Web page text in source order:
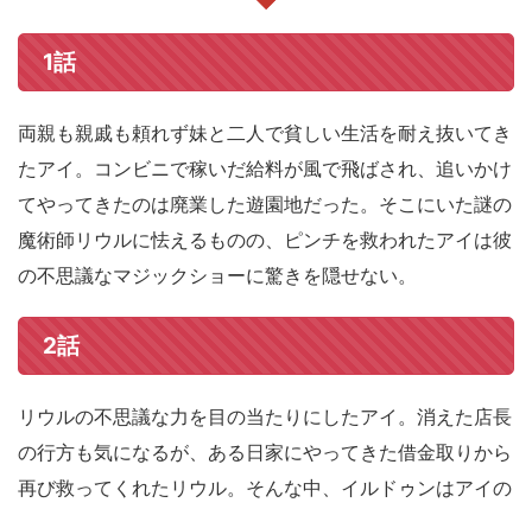
1話
両親も親戚も頼れず妹と二人で貧しい生活を耐え抜いてき
たアイ。コンビニで稼いだ給料が風で飛ばされ、追いかけ
てやってきたのは廃業した遊園地だった。そこにいた謎の
魔術師リウルに怯えるものの、ピンチを救われたアイは彼
の不思議なマジックショーに驚きを隠せない。
2話
リウルの不思議な力を目の当たりにしたアイ。消えた店長
の行方も気になるが、ある日家にやってきた借金取りから
再び救ってくれたリウル。そんな中、イルドゥンはアイの